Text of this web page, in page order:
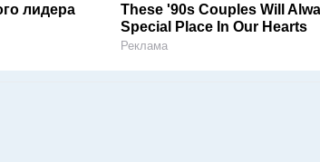
лидера
These '90s Couples Will
Special Place In Our Hearts
Реклама